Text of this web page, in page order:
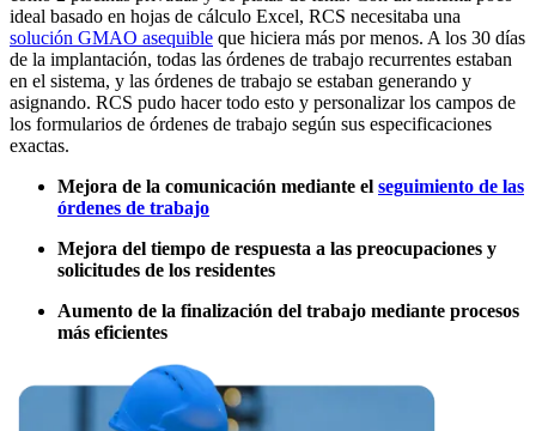
Software CMMS
Simplifica la gestión del mantenimiento
Manufactura
Discreta y de proceso — OEE, tiempo de inactividad,
CAPACITACIÓN
Resumen de Capacitación
Centro filtrable — comience aquí
Bootcamps en Vivo
Con instructor, cohortes programadas
Bajo Demanda
Video a su propio ritmo, ruta de certificación
Valide las habilidades de CMMS de su equipo
eMaint University
SERVICIOS
Servicios de Implementación
Centro de Recursos
ideal basado en hojas de cálculo Excel, RCS necesitaba una
solución GMAO asequible que hiciera más por menos. A los 30 días
de la implantación, todas las órdenes de trabajo recurrentes estaban
en el sistema, y las órdenes de trabajo se estaban generando y
asignando. RCS pudo hacer todo esto y personalizar los campos de
los formularios de órdenes de trabajo según sus especificaciones
exactas.
Mejora de la comunicación mediante el seguimiento de las
órdenes de trabajo
Mejora del tiempo de respuesta a las preocupaciones y
solicitudes de los residentes
Aumento de la finalización del trabajo mediante procesos
más eficientes